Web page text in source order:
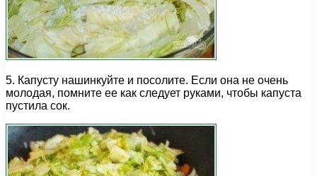
5. Капусту нашинкуйте и посолите. Если она не очень
молодая, помните ее как следует руками, чтобы капуста
пустила сок.